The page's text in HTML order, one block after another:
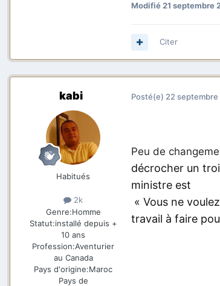
Modifié21 septembre
Citer
kabi
Habitués
2k
Genre:Homme
Statut:installé depuis +
10 ans
Profession:Aventurier
au Canada
Pays d'origine:Maroc
Pays de
Posté(e) 22 septembre
Peu de
décrocher un
ministre est
« Vous ne
travail à faire